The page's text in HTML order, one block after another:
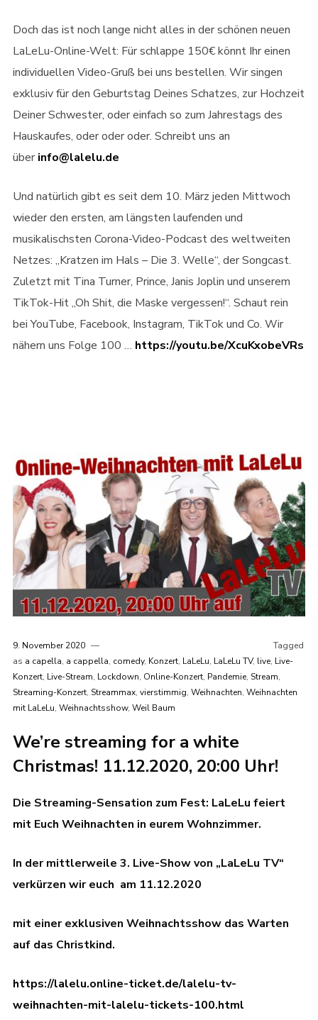
Doch das ist noch lange nicht alles in der schönen neuen
LaLeLu-Online-Welt: Für schlappe 150€ könnt Ihr einen
individuellen Video-Gruß bei uns bestellen. Wir singen
exklusiv für den Geburtstag Deines Schatzes, zur Hochzeit
Deiner Schwester, oder einfach so zum Jahrestags des
Hauskaufes, oder oder oder. Schreibt uns an
über info@lalelu.de
Und natürlich gibt es seit dem 10. März jeden Mittwoch
wieder den ersten, am längsten laufenden und
musikalischsten Corona-Video-Podcast des weltweiten
Netzes: „Kratzen im Hals – Die 3. Welle“, der Songcast.
Zuletzt mit Tina Turner, Prince, Janis Joplin und unserem
TikTok-Hit „Oh Shit, die Maske vergessen!“. Schaut rein
bei YouTube, Facebook, Instagram, TikTok und Co. Wir
nähern uns Folge 100 … https://youtu.be/XcuKxobeVRs
9. November 2020
Tagged
as a capella, a cappella, comedy, Konzert, LaLeLu, LaLeLu TV, live, Live-
Konzert, Live-Stream, Lockdown, Online-Konzert, Pandemie, Stream,
Streaming-Konzert, Streammax, vierstimmig, Weihnachten, Weihnachten
mit LaLeLu, Weihnachtsshow, Weil Baum
We’re streaming for a white
Christmas! 11.12.2020, 20:00 Uhr!
Die Streaming-Sensation zum Fest: LaLeLu feiert
mit Euch Weihnachten in eurem Wohnzimmer.
In der mittlerweile 3. Live-Show von „LaLeLu TV“
verkürzen wir euch am 11.12.2020
mit einer exklusiven Weihnachtsshow das Warten
auf das Christkind.
https://lalelu.online-ticket.de/lalelu-tv-
weihnachten-mit-lalelu-tickets-100.html